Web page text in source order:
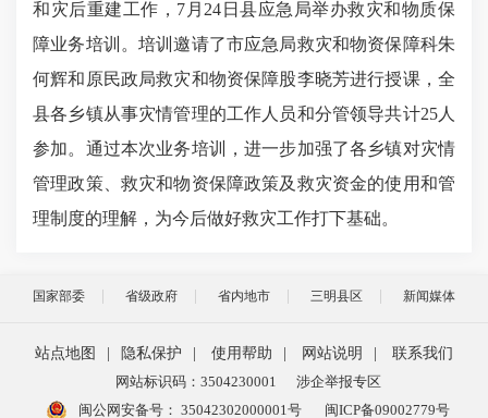
和灾后重建工作，7月24日县应急局举办救灾和物质保
障业务培训。培训邀请了市应急局救灾和物资保障科朱
何辉和原民政局救灾和物资保障股李晓芳进行授课，全
县各乡镇从事灾情管理的工作人员和分管领导共计25人
参加。通过本次业务培训，进一步加强了各乡镇对灾情
管理政策、救灾和物资保障政策及救灾资金的使用和管
理制度的理解，为今后做好救灾工作打下基础。
国家部委 省级政府 省内地市 三明县区 新闻媒体
站点地图 隐私保护 使用帮助 网站说明
联系我们
网站标识码：3504230001
涉企举报专区
闽公网安备号： 35042302000001号 闽ICP备09002779号